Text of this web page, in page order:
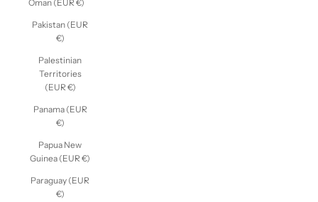
Oman (EUR €)
Pakistan (EUR
€)
Palestinian
Territories
(EUR €)
Panama (EUR
€)
Papua New
Guinea (EUR €)
Paraguay (EUR
€)